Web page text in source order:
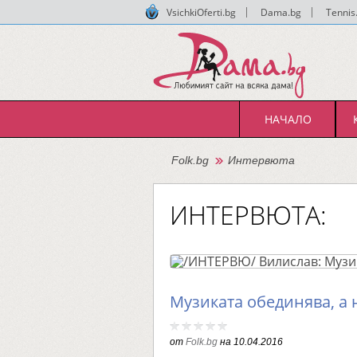
VsichkiOferti.bg Dama.bg
НАЧАЛО
Folk.bg Интервюта
ИНТЕРВЮТА:
Музиката обединява, а
от Folk.bg на 10.04.2016